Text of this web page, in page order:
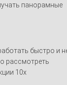
панорамные
быстро и
рассмотреть
10х